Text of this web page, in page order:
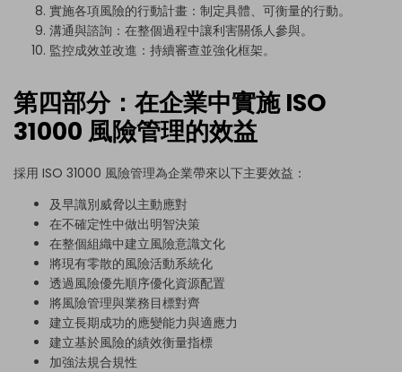
實施各項風險的行動計畫：制定具體、可衡量的行動。
溝通與諮詢：在整個過程中讓利害關係人參與。
監控成效並改進：持續審查並強化框架。
第四部分：在企業中實施 ISO
31000 風險管理的效益
採用 ISO 31000 風險管理為企業帶來以下主要效益：
及早識別威脅以主動應對
在不確定性中做出明智決策
在整個組織中建立風險意識文化
將現有零散的風險活動系統化
透過風險優先順序優化資源配置
將風險管理與業務目標對齊
建立長期成功的應變能力與適應力
建立基於風險的績效衡量指標
加強法規合規性